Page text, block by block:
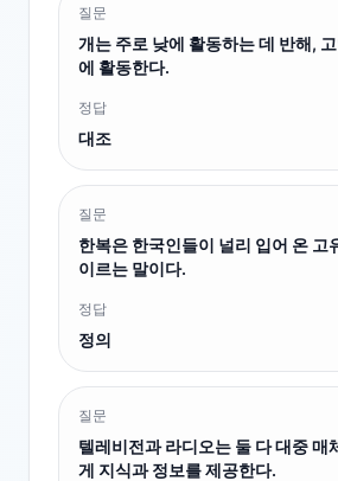
질문
개는 주로 낮에 활동하는 데 반해,
에 활동한다.
정답
대조
질문
한복은 한국인들이 널리 입어 온 고
이르는 말이다.
정답
정의
질문
텔레비전과 라디오는 둘 다 대중 매
게 지식과 정보를 제공한다.